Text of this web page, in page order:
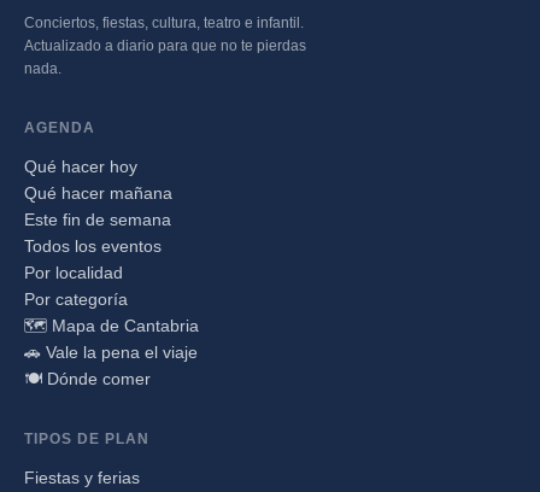
Conciertos, fiestas, cultura, teatro e infantil.
Actualizado a diario para que no te pierdas
nada.
AGENDA
Qué hacer hoy
Qué hacer mañana
Este fin de semana
Todos los eventos
Por localidad
Por categoría
🗺️ Mapa de Cantabria
🚗 Vale la pena el viaje
🍽️ Dónde comer
TIPOS DE PLAN
Fiestas y ferias